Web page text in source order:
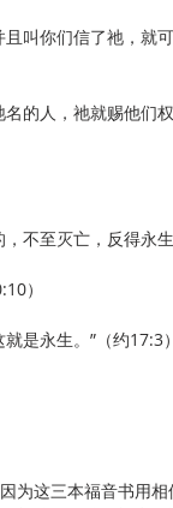
叫你们信了祂，就
的人，祂就赐他们
不至灭亡，反得永生
）
是永生。”（约17:3）
为这三本福音书用